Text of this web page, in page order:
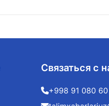
Связаться с
+998 91 080